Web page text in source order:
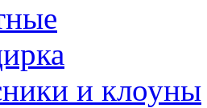
и клоуны